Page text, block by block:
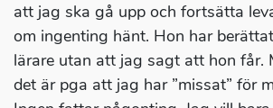
att jag ska gå upp och fortsätta
om ingenting hänt. Hon har
lärare utan att jag sagt att hon får.
det är pga att jag har ”missat” för